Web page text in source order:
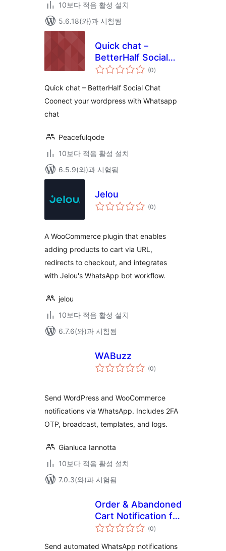
10보다 적음 활성 설치
5.6.18(와)과 시험됨
Quick chat –
BetterHalf Social
Chat
(0전
체
점
)
Quick chat – BetterHalf Social Chat
Coonect your wordpress with Whatsapp
chat
Peacefulqode
10보다 적음 활성 설치
6.5.9(와)과 시험됨
Jelou
(0전
체)
A WooCommerce plugin that enables
adding products to cart via URL,
redirects to checkout, and integrates
with Jelou's WhatsApp bot workflow.
jelou
10보다 적음 활성 설치
6.7.6(와)과 시험됨
WABuzz
(0전
체)
Send WordPress and WooCommerce
notifications via WhatsApp. Includes 2FA
OTP, broadcast, templates, and logs.
Gianluca Iannotta
10보다 적음 활성 설치
7.0.3(와)과 시험됨
Order & Abandoned
Cart Notification for
WABA NXC Panel
(0전
체
점
)
Send automated WhatsApp notifications